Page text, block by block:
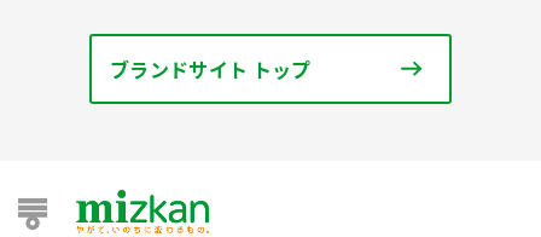
ブランドサイト トップ